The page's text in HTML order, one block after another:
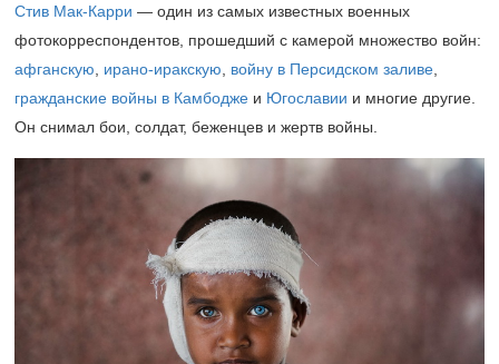
Стив Мак-Карри — один из самых известных военных
фотокорреспондентов, прошедший с камерой множество войн:
афганскую
ирано-иракскую войну в Персидском заливе
гражданские войны в Камбодже и Югославии и многие другие.
Он снимал бои, солдат, беженцев и жертв войны.